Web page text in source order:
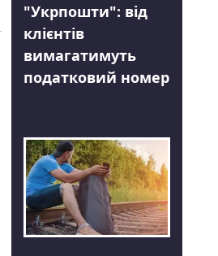
"Укрпошти": від
клієнтів
вимагатимуть
податковий номер